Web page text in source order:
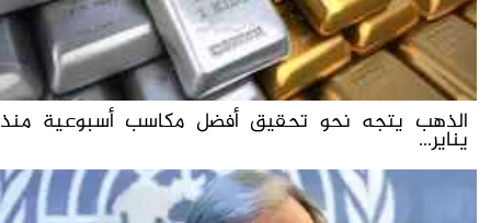
الذهب يتجه نحو تحقيق أفضل مكاسب أسبوعية منذ
يناير...